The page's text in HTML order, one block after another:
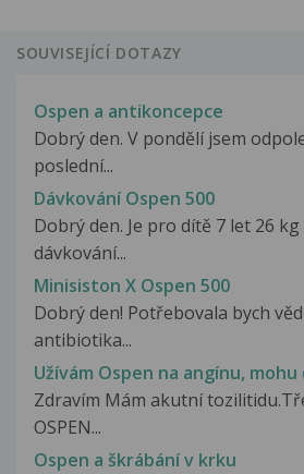
SOUVISEJÍCÍ DOTAZY
Ospen a antikoncepce
Dobrý den. V pondělí jsem
poslední...
Dávkování Ospen 500
Dobrý den. Je pro dítě 7 let 26
dávkování...
Minisiston X Ospen 500
Dobrý den! Potřebovala bych
antibiotika...
Užívám Ospen na angínu, mohu
Zdravím Mám akutní
OSPEN...
Ospen a škrábání v krku